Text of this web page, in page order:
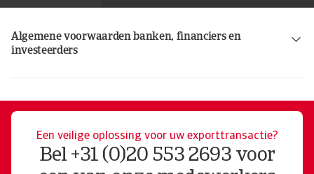
Algemene voorwaarden banken, financiers en
investeerders
Een veilige oplossing voor uw exporttransactie?
Bel +31 (0)20 553 2693 voor